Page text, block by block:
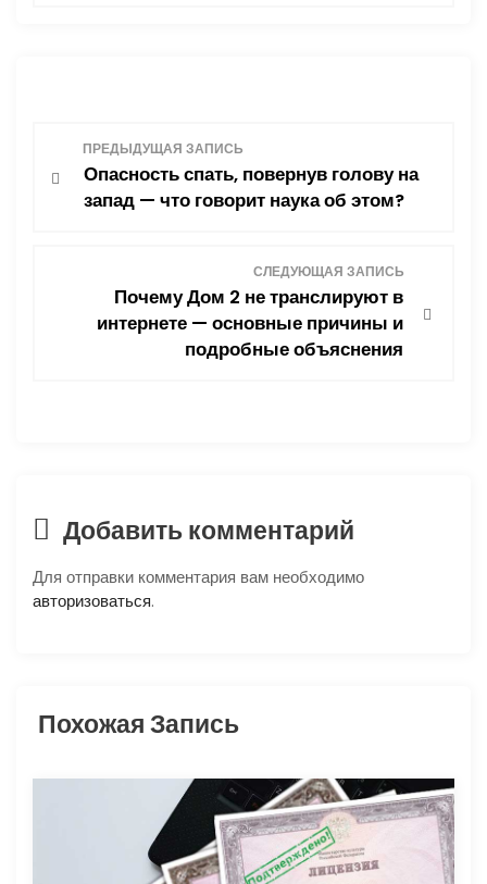
я
п
а
п
ПРЕДЫДУЩАЯ ЗАПИСЬ
Опасность спать, повернув голову на
запад — что говорит наука об этом?
СЛЕДУЮЩАЯ ЗАПИСЬ
Почему Дом 2 не транслируют в
интернете — основные причины и
подробные объяснения
Добавить комментарий
Для отправки комментария вам необходимо
авторизоваться.
Похожая Запись